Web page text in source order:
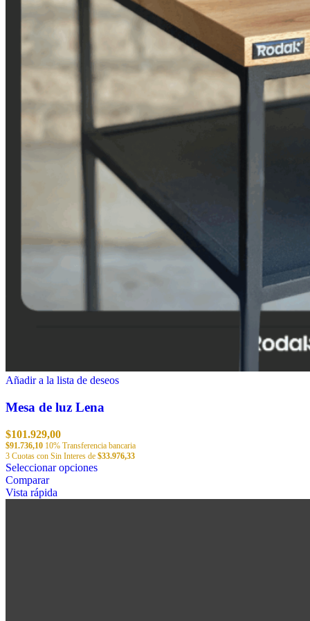
Añadir a la lista de deseos
Mesa de luz Lena
$101.929,00
$91.736,10 10% Transferencia bancaria
3 Cuotas con Sin Interes de $33.976,33
Seleccionar opcionesEste
Comparar
Vista rápida